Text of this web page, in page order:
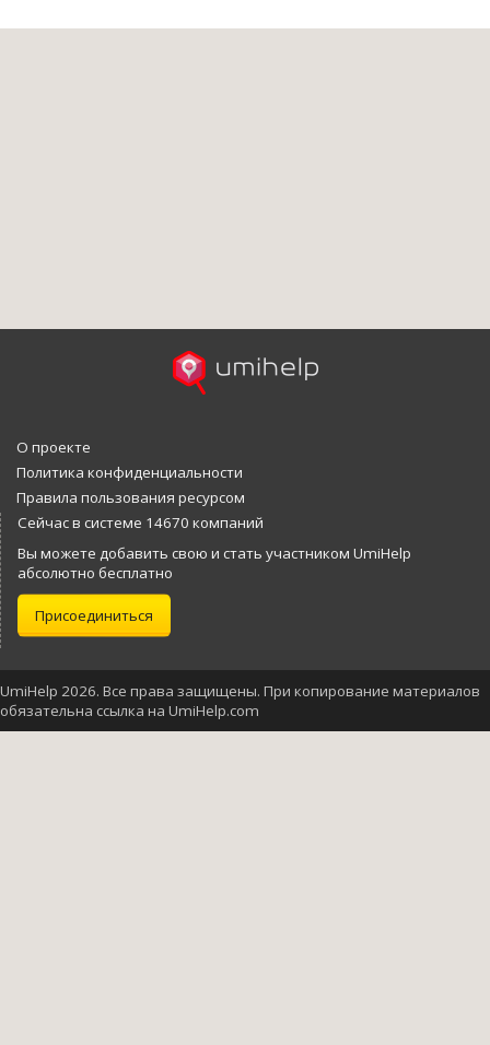
О проекте
Политика конфиденциальности
Правила пользования ресурсом
Сейчас в системе 14670 компаний
Вы можете добавить свою и стать участником UmiHelp
абсолютно бесплатно
Присоединиться
UmiHelp 2026. Все права защищены. При копирование материалов
обязательна ссылка на UmiHelp.com